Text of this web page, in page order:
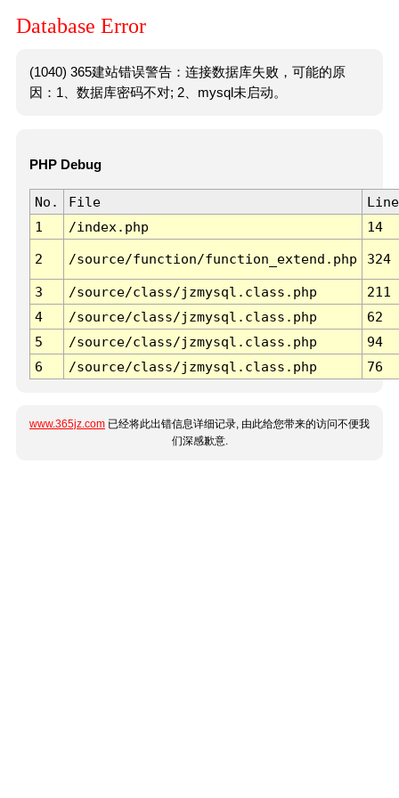
Database Error
(1040) 365建站错误警告：连接数据库失败，可能的原
因：1、数据库密码不对; 2、mysql未启动。
PHP Debug
No. File
Line
1
/index.php 14
2 /source/function/function_extend.php 324
3 /source/class/jzmysql.class.php
211
4
/source/class/jzmysql.class.php
62
5
/source/class/jzmysql.class.php
94
6
/source/class/jzmysql.class.php 76
www.365jz.com 已经将此出错信息详细记录, 由此给您带来的访问不便我
们深感歉意.